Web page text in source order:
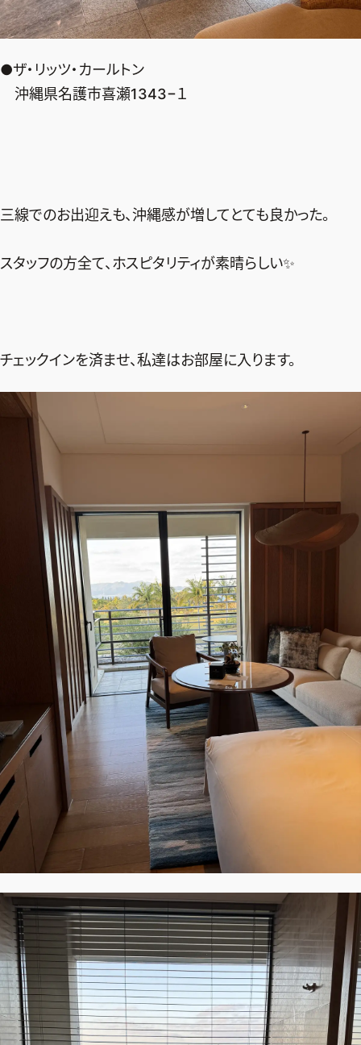
●ザ・リッツ・カールトン
沖縄県名護市喜瀬1343−１
三線でのお出迎えも、沖縄感が増してとても良かった。
スタッフの方全て、ホスピタリティが素晴らしい✨
チェックインを済ませ、私達はお部屋に入ります。